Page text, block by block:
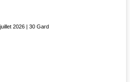
2026 | 30 Gard